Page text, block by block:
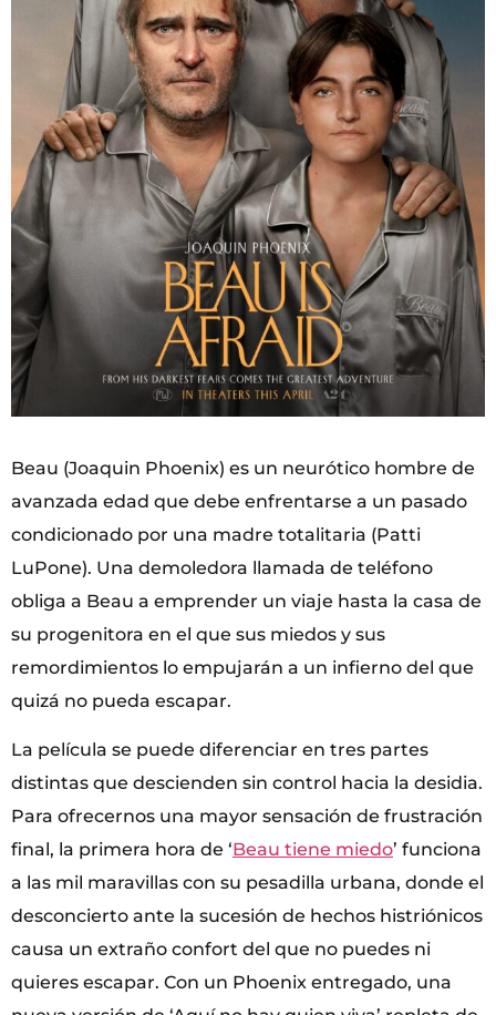
Beau (Joaquin Phoenix) es un neurótico hombre de
avanzada edad que debe enfrentarse a un pasado
condicionado por una madre totalitaria (Patti
LuPone). Una demoledora llamada de teléfono
obliga a Beau a emprender un viaje hasta la casa de
su progenitora en el que sus miedos y sus
remordimientos lo empujarán a un infierno del que
quizá no pueda escapar.
La película se puede diferenciar en tres partes
distintas que descienden sin control hacia la desidia.
Para ofrecernos una mayor sensación de frustración
final, la primera hora de ‘Beau tiene miedo’ funciona
a las mil maravillas con su pesadilla urbana, donde el
desconcierto ante la sucesión de hechos histriónicos
causa un extraño confort del que no puedes ni
quieres escapar. Con un Phoenix entregado, una